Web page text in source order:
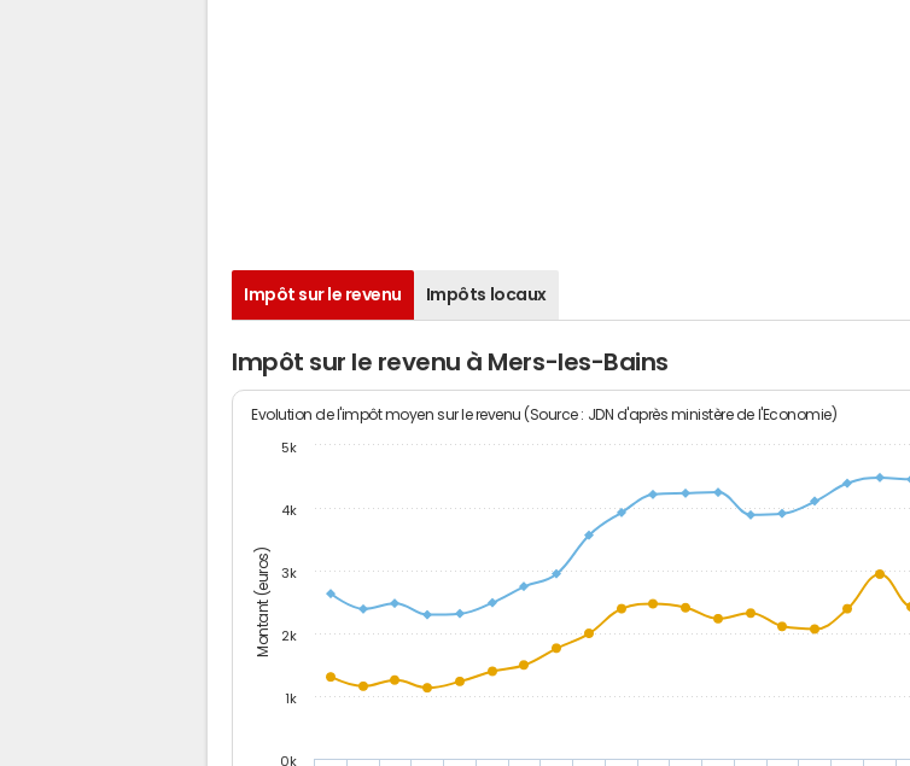
Impôt sur le revenu Impôts locaux
Impôt sur le revenu à Mers-les-Bains
Montant (euros)
Evolution de l'impôt moyen sur le revenu (Source : JDN d'après ministère de l'Economie)
0k
1k
2k
3k
4k
5k